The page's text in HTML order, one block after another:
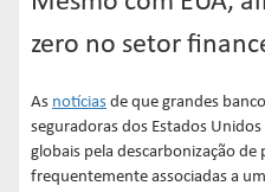
NOTÍCIAS
estatísticas
fundos de investimentos
ENVIO DE DADOS
NOTÍCIAS
documentos
BIBLIOTECA DE
DOCUMENTOS
códigos
sistemas
SSM
zero no setor
As notícias de que grandes
seguradoras dos Estados
globais pela descarbonização
frequentemente associadas a